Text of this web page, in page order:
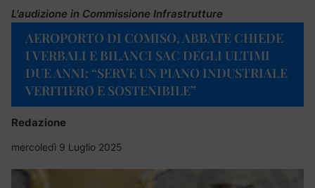
L'audizione in Commissione Infrastrutture
AEROPORTO DI COMISO, ABBATE CHIEDE
I VERBALI E BILANCI SAC DEGLI ULTIMI
DUE ANNI: “SERVE UN PIANO INDUSTRIALE
VERITIERO E SOSTENIBILE”
Redazione
mercoledì 9 Luglio 2025